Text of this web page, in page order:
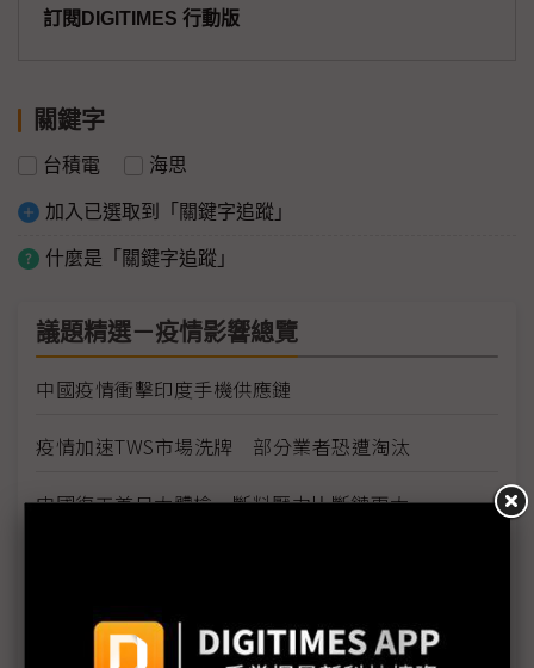
訂閱DIGITIMES 行動版
關鍵字
台積電 海思
加入已選取到「關鍵字追蹤」
什麼是「關鍵字追蹤」
議題精選－疫情影響總覽
中國疫情衝擊印度手機供應鏈
疫情加速TWS市場洗牌 部分業者恐遭淘汰
中國復工首日大體檢 斷料壓力比斷鏈更大
百度捐智慧螢幕 對抗武漢肺炎